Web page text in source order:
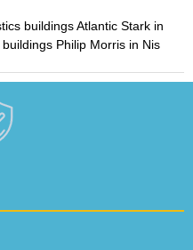
buildings Atlantic Stark in
Philip Morris in Nis